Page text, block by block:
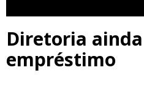
Diretoria
empréstimo